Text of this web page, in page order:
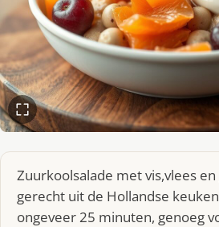
Zuurkoolsalade met vis,vlees
gerecht uit de Hollandse
ongeveer 25 minuten, genoeg